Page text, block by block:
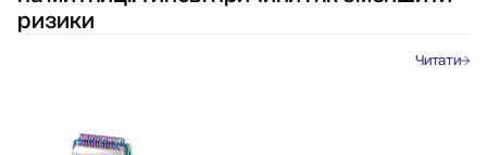
ризики
Читати